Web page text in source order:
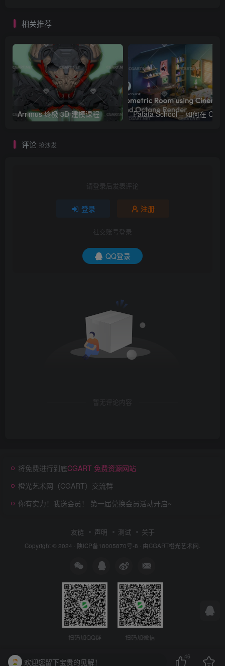
相关推荐
Arrimus 终极 3D 建模课程
评论 抢沙发
请登录后发表评论
登录 注册
社交账号登录
QQ登录
暂无评论内容
将免费进行到底CGART 免费资源网站
橙光艺术网（CGART）交流群
你有实力！我送会员！ 第一届兑换会员活动开启~
友链 声明 测试 关于
Copyright © 2024 · 陕ICP备18005870号-8 · 由CGART橙光艺术网.
扫码加QQ群 扫码加微信
欢迎您留下宝贵的见解！
46